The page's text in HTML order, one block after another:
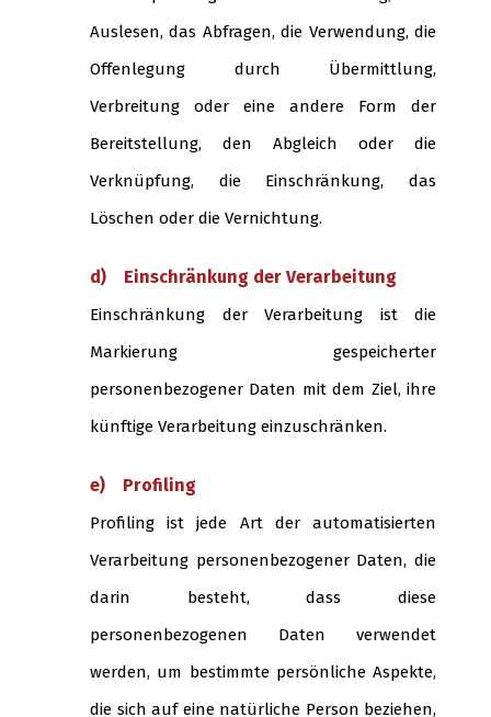
Auslesen, das Abfragen, die Verwendung, die
Offenlegung durch Übermittlung,
Verbreitung oder eine andere Form der
Bereitstellung, den Abgleich oder die
Verknüpfung, die Einschränkung, das
Löschen oder die Vernichtung.
d) Einschränkung der Verarbeitung
Einschränkung der Verarbeitung ist die
Markierung gespeicherter
personenbezogener Daten mit dem Ziel, ihre
künftige Verarbeitung einzuschränken.
e) Profiling
Profiling ist jede Art der automatisierten
Verarbeitung personenbezogener Daten, die
darin besteht, dass diese
personenbezogenen Daten verwendet
werden, um bestimmte persönliche Aspekte,
die sich auf eine natürliche Person beziehen,